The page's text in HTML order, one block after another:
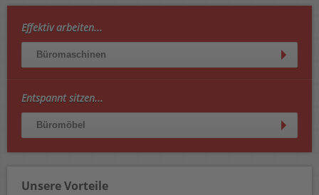
Effektiv arbeiten...
Büromaschinen
Entspannt sitzen...
Büromöbel
Unsere Vorteile